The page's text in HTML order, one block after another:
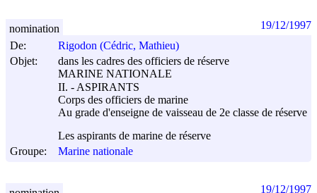
De:
Rigodon (Cédric, Mathieu)
Objet:
dans les cadres des officiers de réserve
MARINE NATIONALE
II. - ASPIRANTS
Corps des officiers de marine
Au grade d'enseigne de vaisseau de 2e classe de réserve
Les aspirants de marine de réserve
Groupe:
Marine nationale
nomination 19/12/1997
19/12/1997